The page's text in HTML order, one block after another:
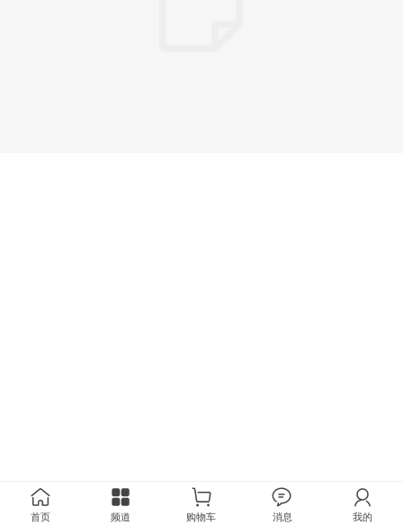
首页 频道 购物车 消息 我的